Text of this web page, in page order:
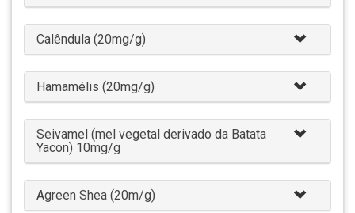
Calêndula (20mg/g)
Hamamélis (20mg/g)
Seivamel (mel vegetal derivado da Batata
Yacon) 10mg/g
Agreen Shea (20m/g)